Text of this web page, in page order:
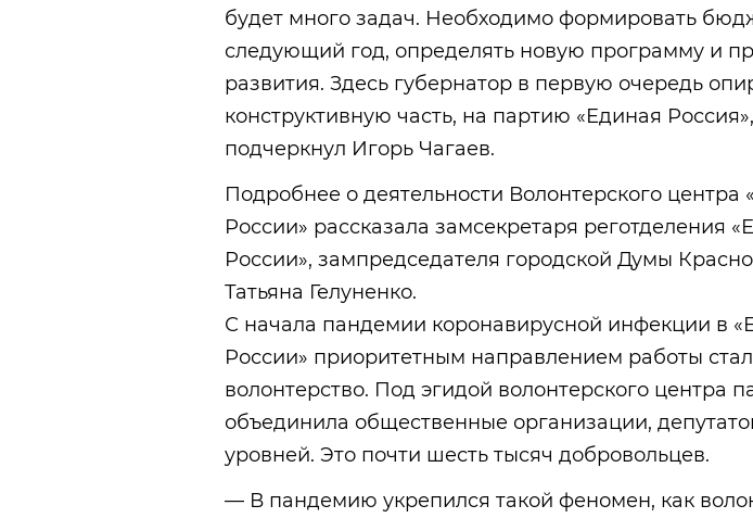
будет много задач. Необходимо формировать
следующий год, определять новую программу и
развития. Здесь губернатор в первую очередь
конструктивную часть, на партию «Единая
подчеркнул Игорь Чагаев.
Подробнее о деятельности Волонтерского центра
России» рассказала замсекретаря реготделения
России», зампредседателя городской Думы
Татьяна Гелуненко.
С начала пандемии коронавирусной инфекции в
России» приоритетным направлением работы
волонтерство. Под эгидой волонтерского центра
объединила общественные организации,
уровней. Это почти шесть тысяч добровольцев.
— В пандемию укрепился такой феномен, как